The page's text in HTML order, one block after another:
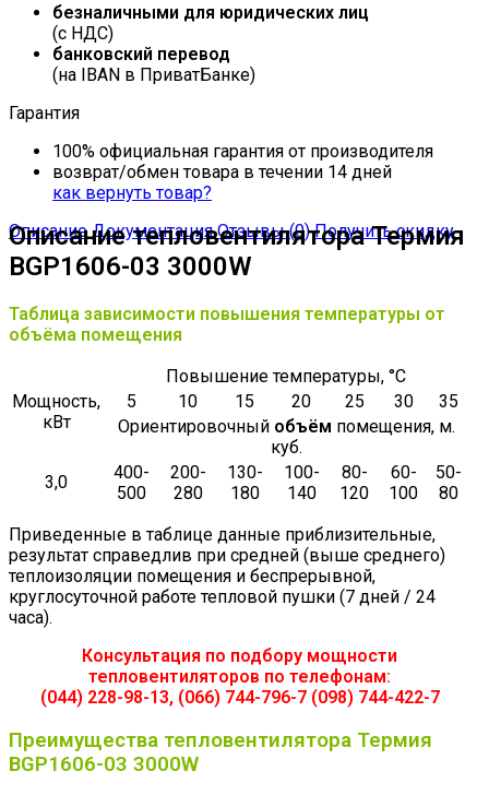
безналичными для юридических лиц
(с НДС)
банковский перевод
(на IBAN в ПриватБанке)
Гарантия
100% официальная гарантия от производителя
возврат/обмен товара в течении 14 дней
как вернуть товар?
Описание Документация Отзывы (0) Получить скидку
Описание тепловентилятора Термия
BGP1606-03 3000W
Таблица зависимости повышения температуры от
объёма помещения
Мощность,
кВт
Повышение температуры, °С
5
10 15 20 25 30
35
Ориентировочный объём помещения, м.
куб.
3,0
400-
500
200-
280
130-
180
100-
140
80-
120
60-
100
50-
80
Приведенные в таблице данные приблизительные,
результат справедлив при средней (выше среднего)
теплоизоляции помещения и беспрерывной,
круглосуточной работе тепловой пушки (7 дней / 24
часа).
Консультация по подбору мощности
тепловентиляторов по телефонам:
(044) 228-98-13, (066) 744-796-7 (098) 744-422-7
Преимущества тепловентилятора Термия
BGP1606-03 3000W